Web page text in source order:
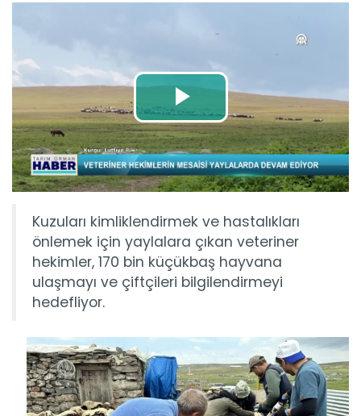
Kuzuları kimliklendirmek ve hastalıkları
önlemek için yaylalara çıkan veteriner
hekimler, 170 bin küçükbaş hayvana
ulaşmayı ve çiftçileri bilgilendirmeyi
hedefliyor.